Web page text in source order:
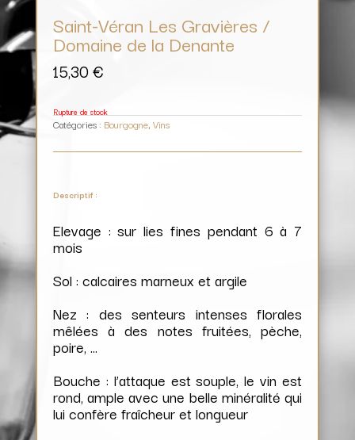
Saint-Véran Les Gravières /
Domaine de la Denante
15,30€
Rupture de stock
Catégories : Bourgogne, Vins
Descriptif :
Elevage : sur lies fines pendant 6 à 7
mois
Sol : calcaires marneux et argile
Nez : des senteurs intenses florales
mêlées à des notes fruitées, pèche,
poire, …
Bouche : l’attaque est souple, le vin est
rond, ample avec une belle minéralité qui
lui confère fraîcheur et longueur